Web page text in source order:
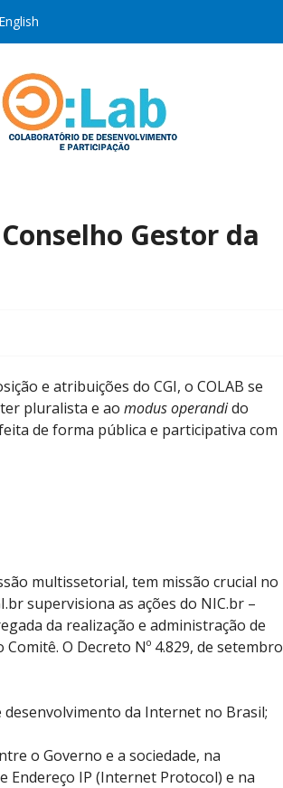
English
Gestor da
e atribuições do CGI, o COLAB se
pluralista e ao modus operandido
de forma pública e participativa com
multissetorial, tem missão crucial no
supervisiona as ações do NIC.br –
da realização e administração de
O Decreto Nº 4.829, de setembro
da Internet no Brasil;
o Governo e a sociedade, na
Endereço IP (Internet Protocol) e na